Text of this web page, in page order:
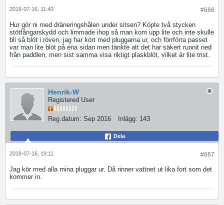
#666
2018-07-16, 11:40
Hur gör ni med dräneringshålen under sitsen? Köpte två stycken
stötfångarskydd och limmade ihop så man kom upp lite och inte skulle
bli så blöt i röven, jag har kört med pluggarna ur, och förrförra passet
var man lite blöt på ena sidan men tänkte att det har säkert runnit ned
från paddlen, men sist samma visa riktigt plaskblöt, vilket är lite trist.
Henrik-W
Registered User
Reg.datum: Sep 2016 Inlägg: 143
Dela
#667
2018-07-16, 19:11
Jag kör med alla mina pluggar ur. Då rinner vattnet ut lika fort som det
kommer in.